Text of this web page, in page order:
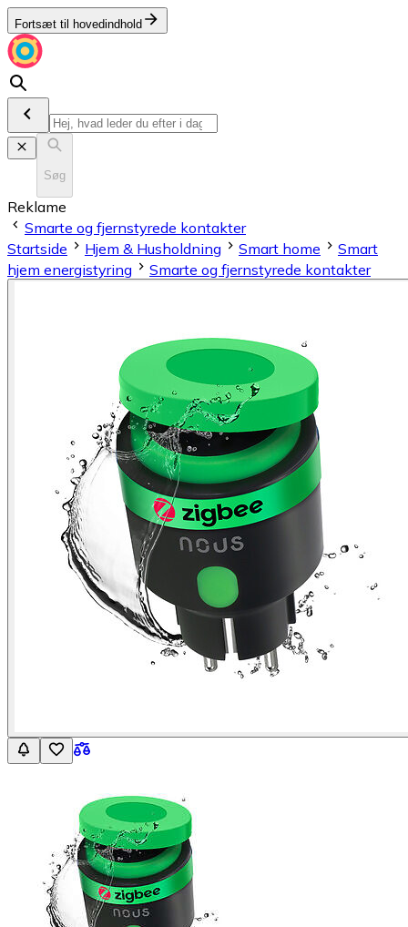
Fortsæt til hovedindhold
Søg
Reklame
Smarte og fjernstyrede kontakter
Startside
Hjem & Husholdning Smart home
Smart
hjem energistyring
Smarte og fjernstyrede kontakter